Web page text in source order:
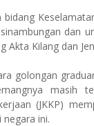
bidang
dan
Akta Kilang dan
golongan
masih
(JKKP)
negara ini.